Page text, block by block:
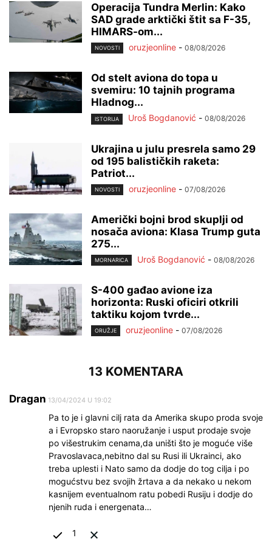
Operacija Tundra Merlin: Kako
SAD grade arktički štit sa F-35,
HIMARS-om...
NOVOSTI oruzjeonline - 08/08/2026
Od stelt aviona do topa u
svemiru: 10 tajnih programa
Hladnog...
ISTORIJA Uroš Bogdanović - 08/08/2026
Ukrajina u julu presrela samo 29
od 195 balističkih raketa:
Patriot...
NOVOSTI oruzjeonline - 07/08/2026
Američki bojni brod skuplji od
nosača aviona: Klasa Trump guta
275...
MORNARICA Uroš Bogdanović - 08/08/2026
S-400 gađao avione iza
horizonta: Ruski oficiri otkrili
taktiku kojom tvrde...
ORUŽJE oruzjeonline - 07/08/2026
13 KOMENTARA
Dragan 13/04/2024 U 19:02
Pa to je i glavni cilj rata da Amerika skupo proda svoje
a i Evropsko staro naoružanje i usput prodaje svoje
po višestrukim cenama,da uništi što je moguće više
Pravoslavaca,nebitno dal su Rusi ili Ukrainci, ako
treba uplesti i Nato samo da dodje do tog cilja i po
mogućstvu bez svojih žrtava a da nekako u nekom
kasnijem eventualnom ratu pobedi Rusiju i dodje do
njenih ruda i energenata…
1